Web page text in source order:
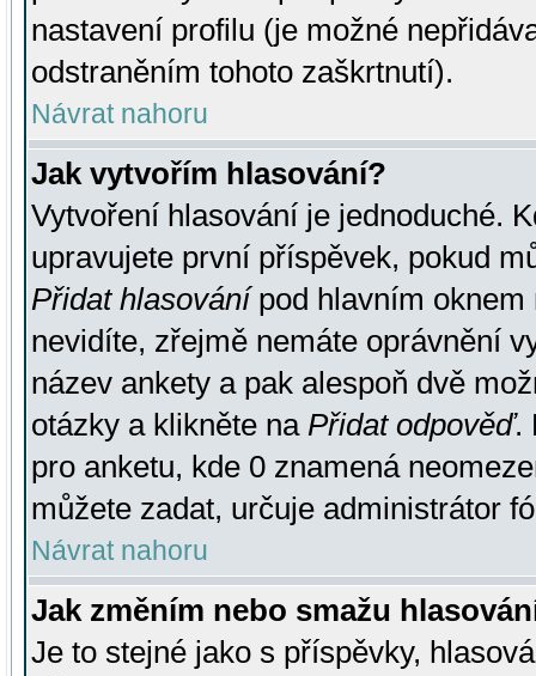
nastavení profilu (je možné
odstraněním tohoto zaškrtnutí).
Návrat nahoru
Jak vytvořím hlasování?
Vytvoření hlasování je jednoduché.
upravujete první příspěvek, pokud
Přidat hlasovánípod hlavním oknem
nevidíte, zřejmě nemáte oprávnění
název ankety a pak alespoň dvě
otázky a klikněte na Přidat odpověď.
pro anketu, kde 0 znamená
můžete zadat, určuje administrátor
Návrat nahoru
Jak změním nebo smažu
Je to stejné jako s příspěvky,